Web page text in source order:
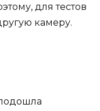
для тестов
камеру.